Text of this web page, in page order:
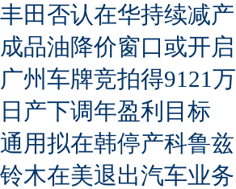
丰田否认在华持续减产
成品油降价窗口或开启
广州车牌竞拍得9121万
日产下调年盈利目标
通用拟在韩停产科鲁兹
铃木在美退出汽车业务